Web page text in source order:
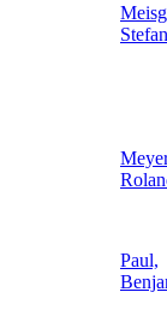
Paul,